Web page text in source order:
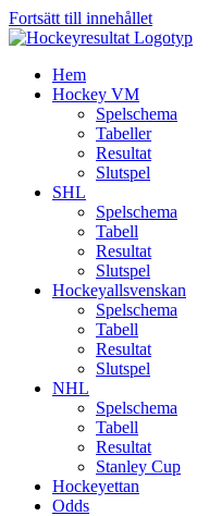
Fortsätt till innehållet
Hem
Hockey VM
Spelschema
Tabeller
Resultat
Slutspel
SHL
Spelschema
Tabell
Resultat
Slutspel
Hockeyallsvenskan
Spelschema
Tabell
Resultat
Slutspel
NHL
Spelschema
Tabell
Resultat
Stanley Cup
Hockeyettan
Odds